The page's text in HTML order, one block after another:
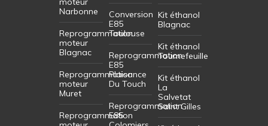
Narbonne
Reprogrammation
moteur
Blagnac
Reprogrammation
moteur
Muret
Reprogrammation
Conversion
E85
Toulouse
Reprogrammation
E85
Plaisance
Du Touch
Reprogrammation
E85
Kit éthanol
Blagnac
Kit éthanol
Tournefeuille
Kit éthanol
La
Salvetat
Saint Gilles